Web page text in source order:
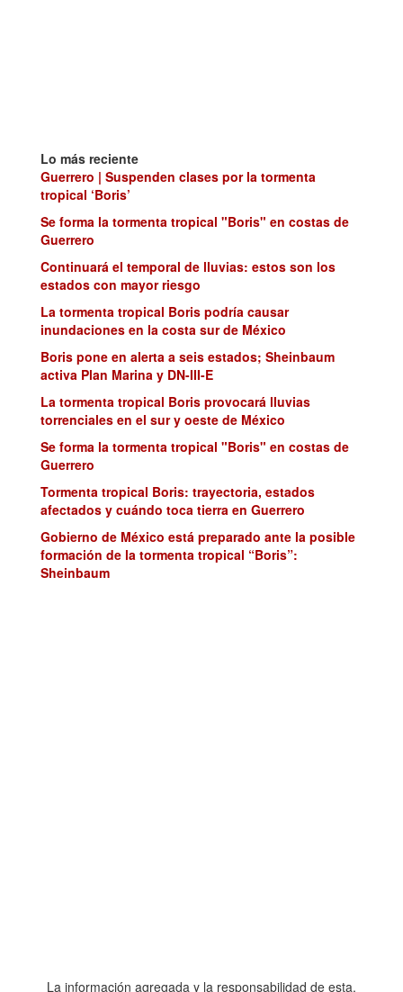
Lo más reciente
Guerrero | Suspenden clases por la tormenta
tropical ‘Boris’
Se forma la tormenta tropical "Boris" en costas de
Guerrero
Continuará el temporal de lluvias: estos son los
estados con mayor riesgo
La tormenta tropical Boris podría causar
inundaciones en la costa sur de México
Boris pone en alerta a seis estados; Sheinbaum
activa Plan Marina y DN-III-E
La tormenta tropical Boris provocará lluvias
torrenciales en el sur y oeste de México
Se forma la tormenta tropical "Boris" en costas de
Guerrero
Tormenta tropical Boris: trayectoria, estados
afectados y cuándo toca tierra en Guerrero
Gobierno de México está preparado ante la posible
formación de la tormenta tropical “Boris”:
Sheinbaum
La información agregada y la responsabilidad de esta,